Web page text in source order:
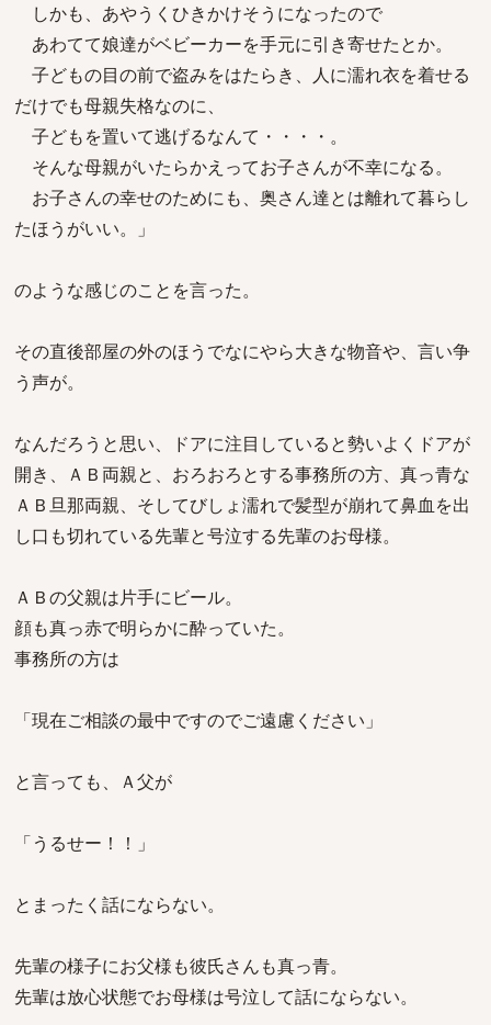
しかも、あやうくひきかけそうになったので
あわてて娘達がベビーカーを手元に引き寄せたとか。
子どもの目の前で盗みをはたらき、人に濡れ衣を着せる
だけでも母親失格なのに、
子どもを置いて逃げるなんて・・・・。
そんな母親がいたらかえってお子さんが不幸になる。
お子さんの幸せのためにも、奥さん達とは離れて暮らし
たほうがいい。」
のような感じのことを言った。
その直後部屋の外のほうでなにやら大きな物音や、言い争
う声が。
なんだろうと思い、ドアに注目していると勢いよくドアが
開き、ＡＢ両親と、おろおろとする事務所の方、真っ青な
ＡＢ旦那両親、そしてびしょ濡れで髪型が崩れて鼻血を出
し口も切れている先輩と号泣する先輩のお母様。
ＡＢの父親は片手にビール。
顔も真っ赤で明らかに酔っていた。
事務所の方は
「現在ご相談の最中ですのでご遠慮ください」
と言っても、Ａ父が
「うるせー！！」
とまったく話にならない。
先輩の様子にお父様も彼氏さんも真っ青。
先輩は放心状態でお母様は号泣して話にならない。